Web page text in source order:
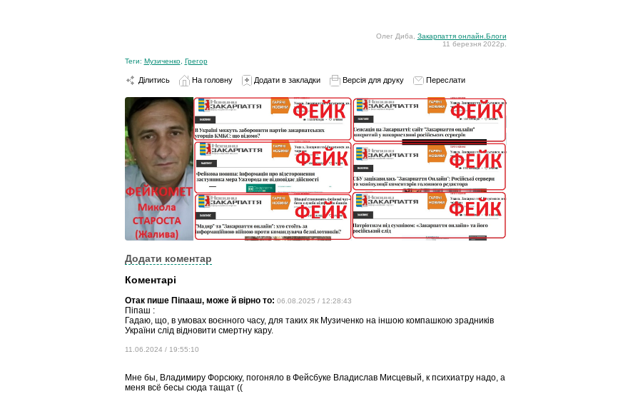
Олег Диба, Закарпаття онлайн.Блоги
11 березня 2022р.
Теги: Музиченко, Грегор
Ділитись На головну Додати в закладки Версія для друку Переслати
Додати коментар
Коментарі
Отак пише Піпааш, може й вірно то: 06.08.2025 / 12:28:43
Піпаш :
Гадаю, що, в умовах воєнного часу, для таких як Музиченко на іншою компашкою зрадників
України слід відновити смертну кару.
11.06.2024 / 19:55:10
Мне бы, Владимиру Форсюку, погоняло в Фейсбуке Владислав Мисцевый, к психиатру надо, а
меня всё бесы сюда тащат ((